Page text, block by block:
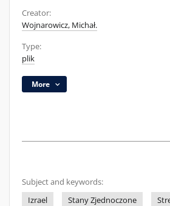
Creator:
Wojnarowicz, Michał.
Type:
plik
More
Subject and keywords:
Izrael
Stany Zjednoczone